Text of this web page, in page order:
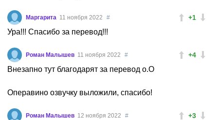
+1
Маргарита 11 ноября 2022 #
Ура!!! Спасибо за перевод!!!
+4
Роман Малышев 11 ноября 2022 #
Внезапно тут благодарят за перевод о.О
Операвино озвучку выложили, спасибо!
+3
Роман Малышев 12 ноября 2022 #